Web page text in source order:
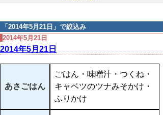
「 2014年5月21日 」で絞込み
2014年5月21日
2014年5月21日
あさごはん
ごはん・味噌汁・つくね・
キャベツのツナみそかけ・
ふりかけ